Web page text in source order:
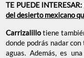
TE PUEDE INTERESAR:
del desierto mexicano
Carrizalillotiene
donde podrás nadar con
aguas. Además, es